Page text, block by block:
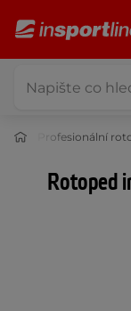
Profesionální
Rotoped